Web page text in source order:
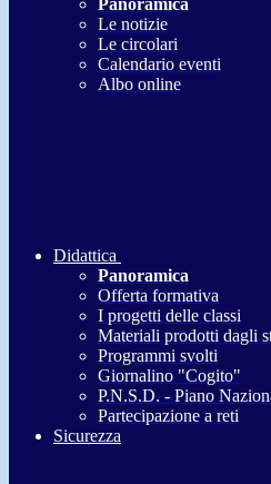
Panoramica
Le notizie
Le circolari
Calendario eventi
Albo online
Didattica
Panoramica
Offerta formativa
I progetti delle classi
Materiali prodotti dagli
Programmi svolti
Giornalino "Cogito"
P.N.S.D. - Piano
Partecipazione a reti
Sicurezza